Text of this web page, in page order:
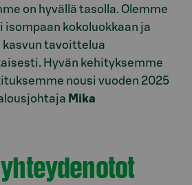
on hyvällä tasolla. Olemme
isompaan kokoluokkaan ja
kasvun tavoittelua
Hyvän kehityksemme
nousi vuoden 2025
Mika